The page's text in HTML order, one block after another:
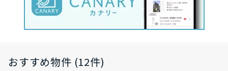
おすすめ物件 (12件)